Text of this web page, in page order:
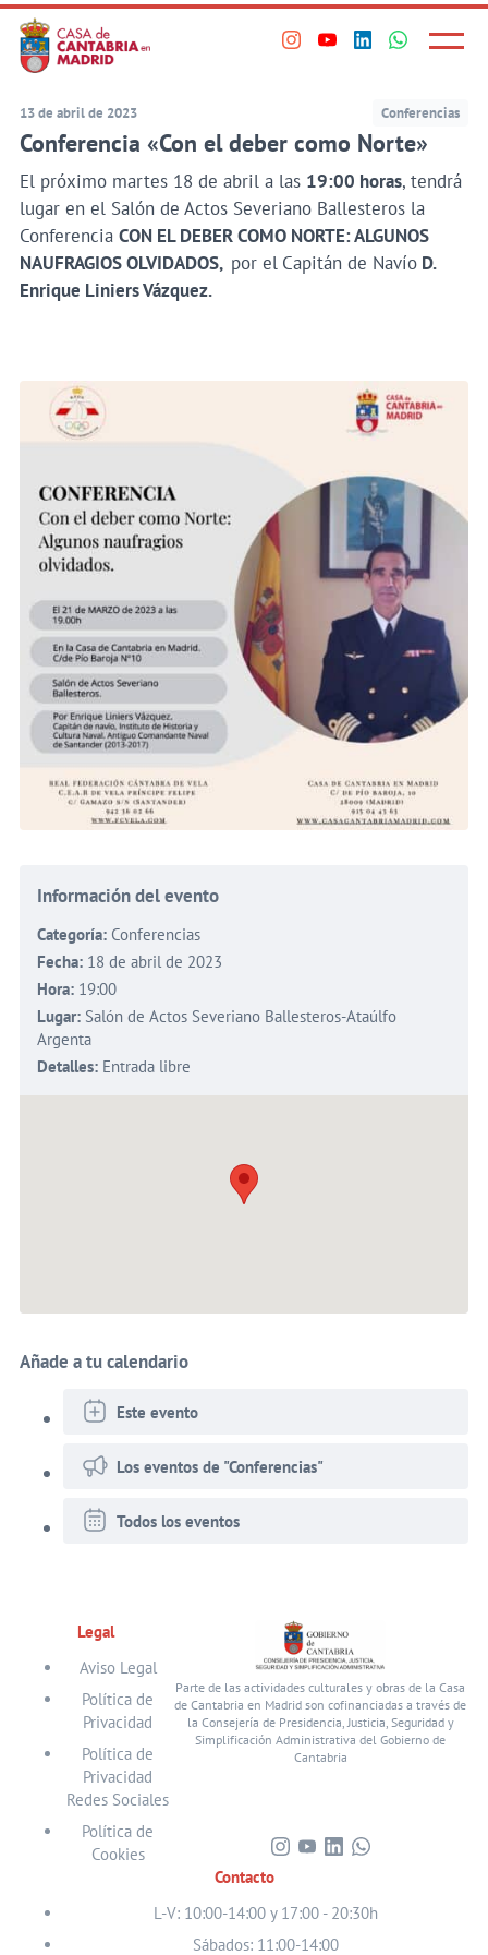
Saltar
al
contenido
principal
VisitaVisitaVisita
perfil
en
Visita
perfil
en
Principal
Menú
13 de abril de 2023 Conferencias
Conferencia «Con el deber como Norte»
El próximo martes 18 de abril a las 19:00 horas, tendrá
lugar en el Salón de Actos Severiano Ballesteros la
Conferencia CON EL DEBER COMO NORTE: ALGUNOS
NAUFRAGIOS OLVIDADOS, por el Capitán de NavíoD.
Enrique Liniers Vázquez.
Información del evento
Categoría: Conferencias
Fecha: 18 de abril de 2023
Hora: 19:00
Lugar: Salón de Actos Severiano Ballesteros-Ataúlfo
Argenta
Detalles: Entrada libre
Añade a tu calendario
Este evento
Los eventos de "Conferencias"
Todos los eventos
Legal
Aviso Legal
Política de
Privacidad
Política de
Privacidad
Redes Sociales
Política de
Cookies
Parte de las actividades culturales y obras de la Casa
de Cantabria en Madrid son cofinanciadas a través de
la Consejería de Presidencia, Justicia, Seguridad y
Simplificación Administrativa del Gobierno de
Cantabria
Visita
perfil
en
Visita
perfil
en
Visita
perfil
en
Visita
perfil
Contacto
L-V: 10:00-14:00 y 17:00 - 20:30h
Sábados: 11:00-14:00